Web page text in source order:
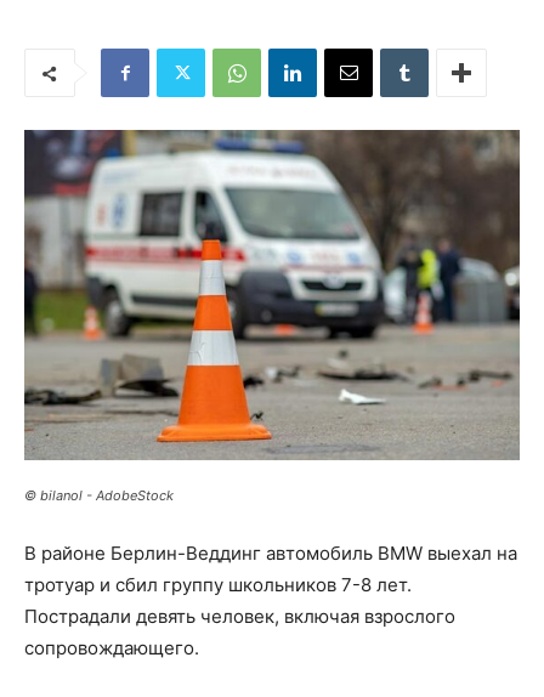
© bilanol - AdobeStock
В районе Берлин-Веддинг автомобиль BMW выехал на
тротуар и сбил группу школьников 7-8 лет.
Пострадали девять человек, включая взрослого
сопровождающего.